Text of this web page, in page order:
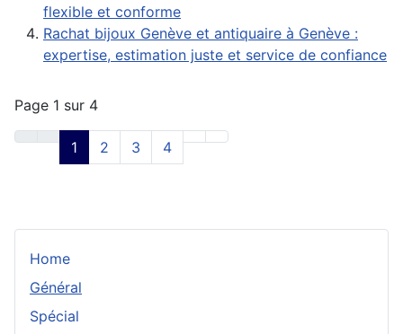
flexible et conforme
Rachat bijoux Genève et antiquaire à Genève :
expertise, estimation juste et service de confiance
Page 1 sur 4
1 2 3 4
Home
Général
Spécial